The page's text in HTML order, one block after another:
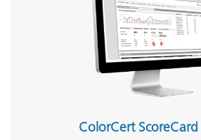
ColorCert ScoreCard